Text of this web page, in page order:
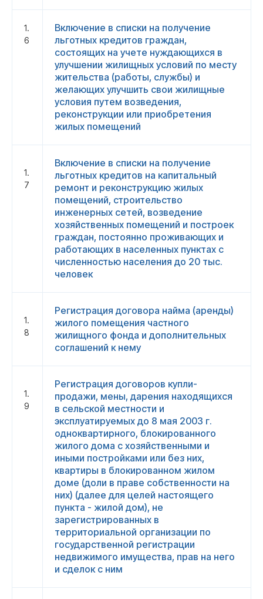
1.
6
Включение в списки на получение
льготных кредитов граждан,
состоящих на учете нуждающихся в
улучшении жилищных условий по месту
жительства (работы, службы) и
желающих улучшить свои жилищные
условия путем возведения,
реконструкции или приобретения
жилых помещений
1.
7
Включение в списки на получение
льготных кредитов на капитальный
ремонт и реконструкцию жилых
помещений, строительство
инженерных сетей, возведение
хозяйственных помещений и построек
граждан, постоянно проживающих и
работающих в населенных пунктах с
численностью населения до 20 тыс.
человек
1.
8
Регистрация договора найма (аренды)
жилого помещения частного
жилищного фонда и дополнительных
соглашений к нему
1.
9
Регистрация договоров купли-
продажи, мены, дарения находящихся
в сельской местности и
эксплуатируемых до 8 мая 2003 г.
одноквартирного, блокированного
жилого дома с хозяйственными и
иными постройками или без них,
квартиры в блокированном жилом
доме (доли в праве собственности на
них) (далее для целей настоящего
пункта - жилой дом), не
зарегистрированных в
территориальной организации по
государственной регистрации
недвижимого имущества, прав на него
и сделок с ним